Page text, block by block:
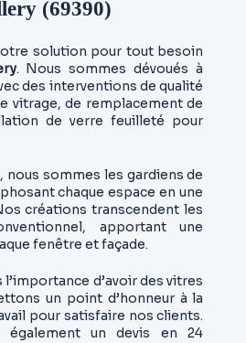
(69390)
solution pour tout besoin
. Nous sommes dévoués à
des interventions de qualité
vitrage, de remplacement de
de verre feuilleté pour
nous sommes les gardiens de
chaque espace en une
créations transcendent les
apportant une
fenêtre et façade.
d’avoir des vitres
un point d’honneur à la
pour satisfaire nos clients.
également un devis en 24